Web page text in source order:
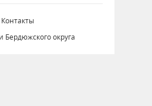
Контакты
Бердюжского округа